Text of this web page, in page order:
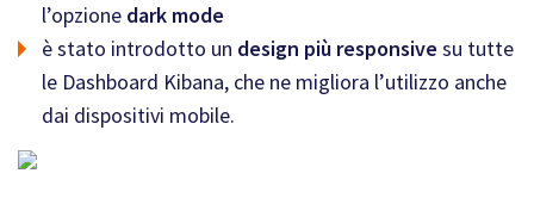
l’opzione dark mode
è stato introdotto un design più responsive su tutte
le Dashboard Kibana, che ne migliora l’utilizzo anche
dai dispositivi mobile.